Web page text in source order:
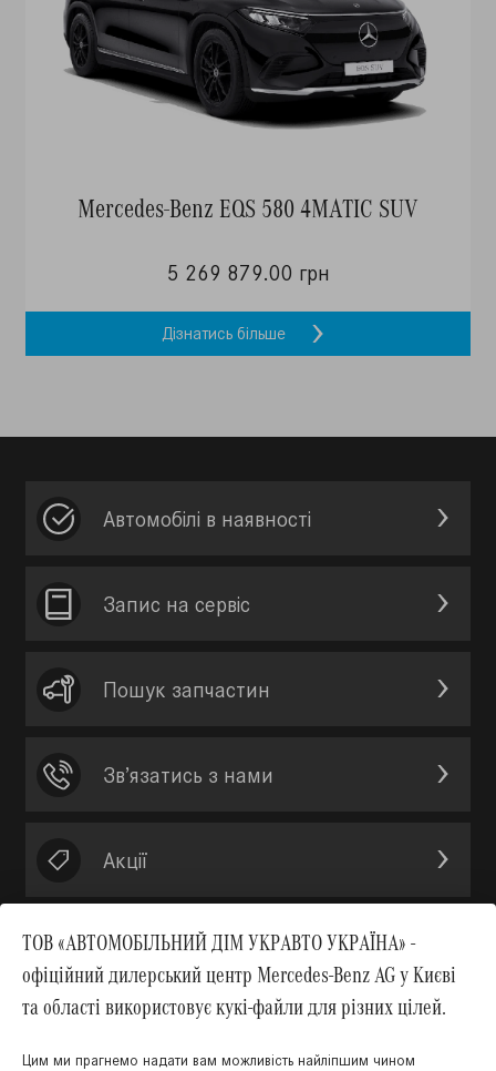
Mercedes-Benz EQS 580 4MATIC SUV
5 269 879.00 грн
Дізнатись більше
ТОВ «АВТОМОБІЛЬНИЙ ДІМ УКРАВТО УКРАЇНА» -
офіційний дилерський центр Mercedes-Benz AG у Києві
та області використовує кукі-файли для різних цілей.
Цим ми прагнемо надати вам можливість найліпшим чином
Автомобілі в наявності
Запис на сервic
Пошук запчастин
Зв’язатись з нами
Акції
Вгору